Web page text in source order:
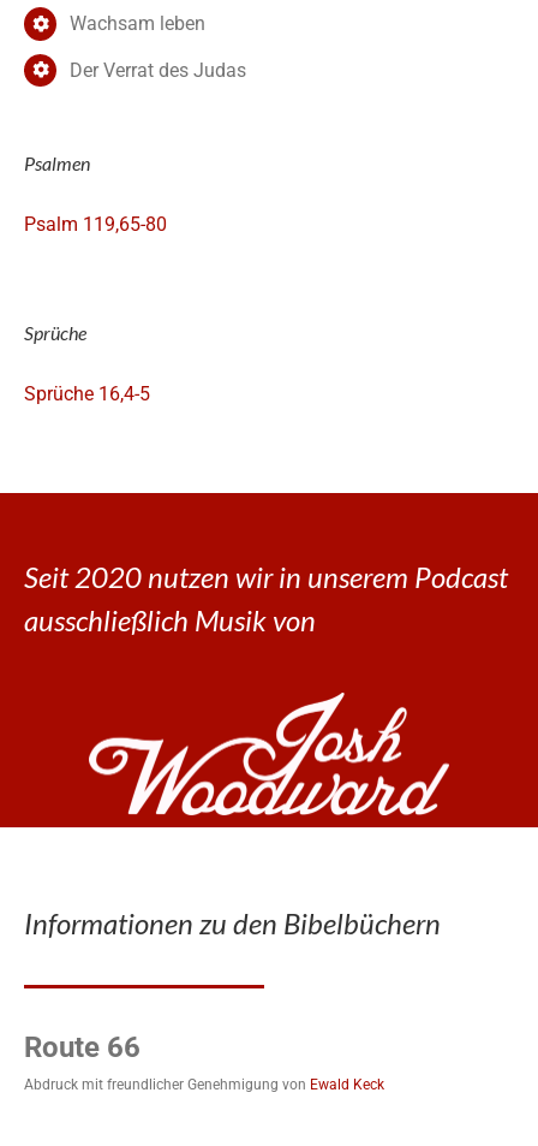
Wachsam leben
Der Verrat des Judas
Psalmen
Psalm 119,65-80
Sprüche
Sprüche 16,4-5
Seit 2020 nutzen wir in unserem Podcast
ausschließlich Musik von
Informationen zu den Bibelbüchern
Route 66
Abdruck mit freundlicher Genehmigung von Ewald Keck